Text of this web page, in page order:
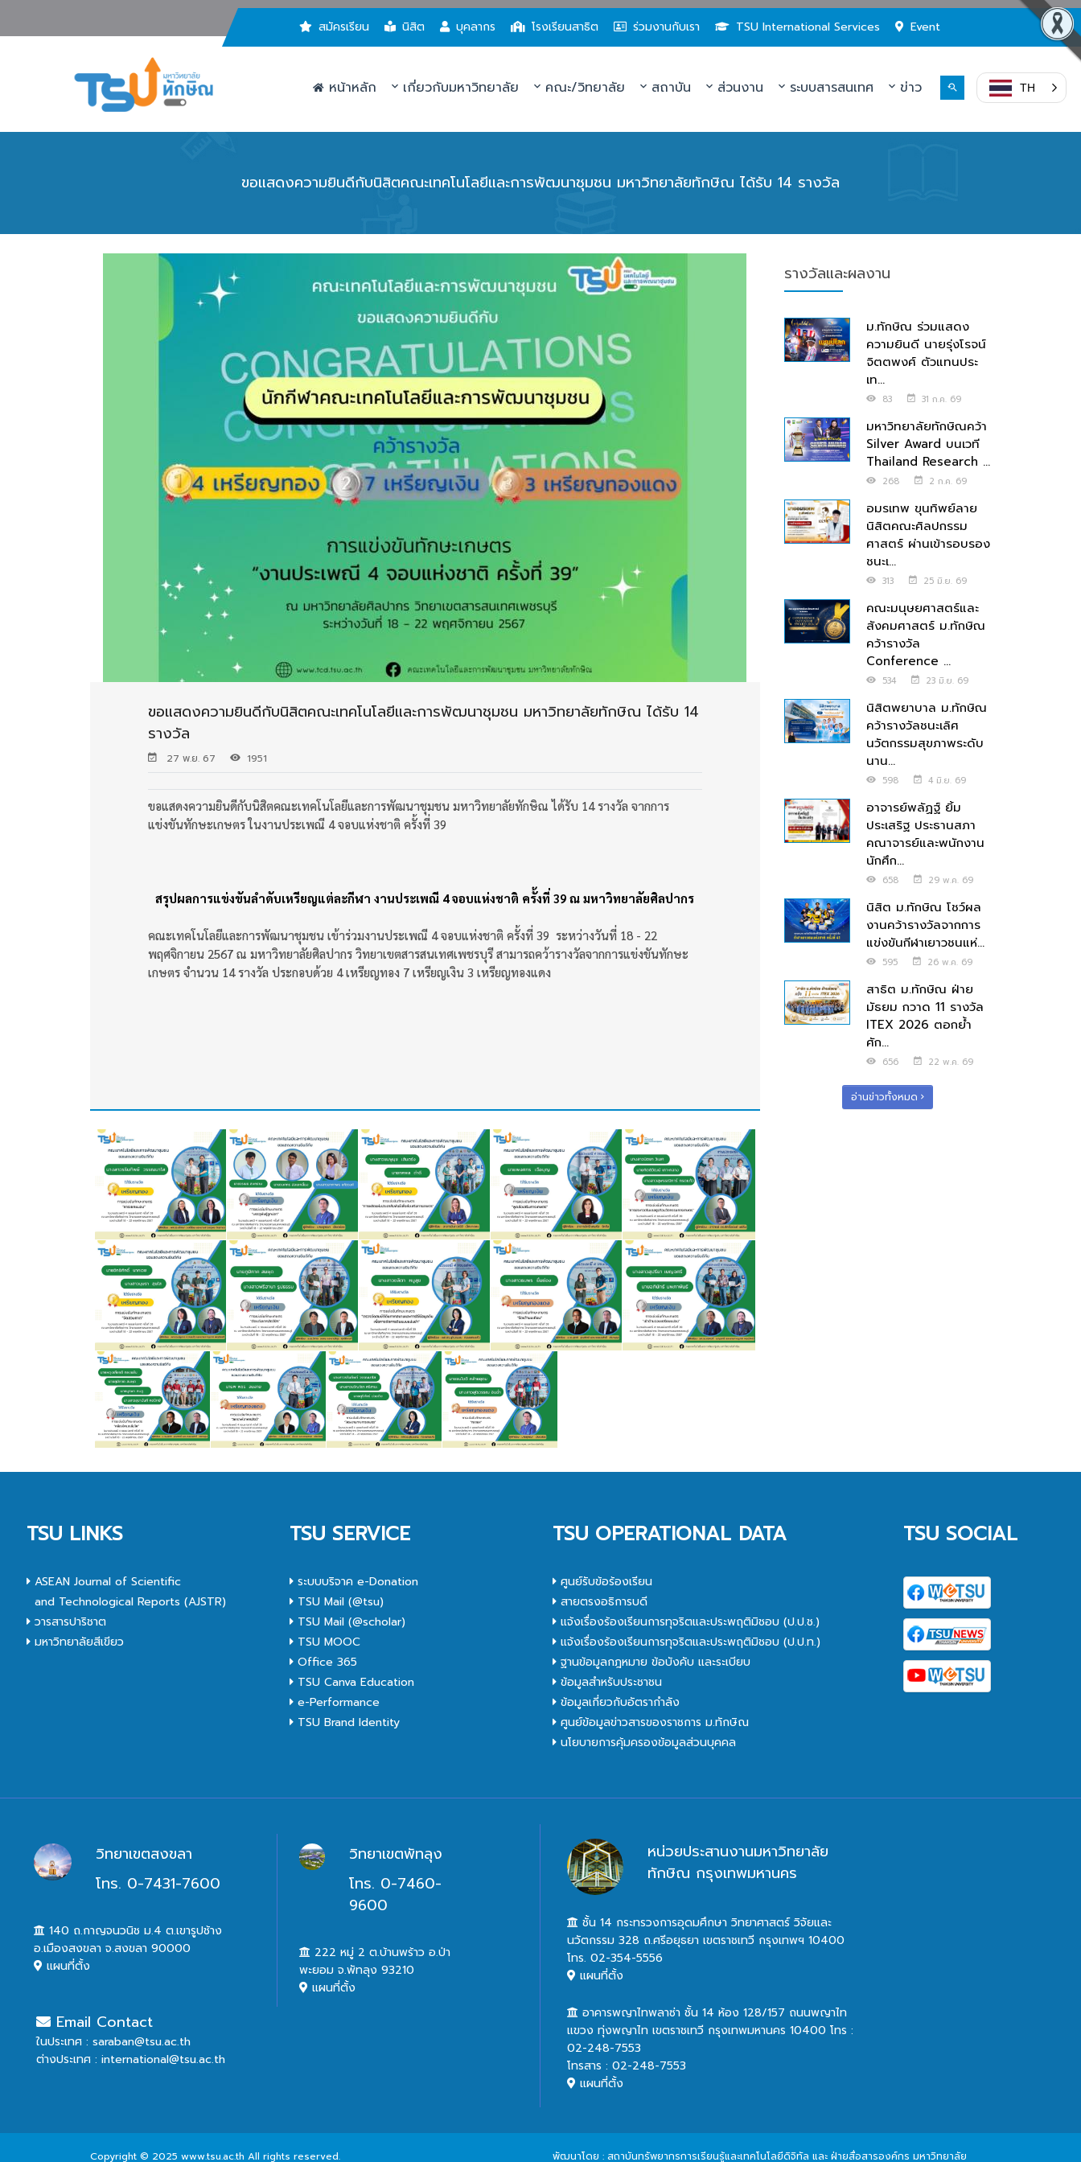
สมัครเรียน นิสิต บุคลากร โรงเรียนสาธิต ร่วมงานกับเรา TSU International Services Event
หน้าหลัก เกี่ยวกับมหาวิทยาลัย คณะ/วิทยาลัย สถาบัน ส่วนงาน ระบบสารสนเทศ ข่าว TH
ขอแสดงความยินดีกับนิสิตคณะเทคโนโลยีและการพัฒนาชุมชน มหาวิทยาลัยทักษิณ ได้รับ 14 รางวัล
ขอแสดงความยินดีกับนิสิตคณะเทคโนโลยีและการพัฒนาชุมชน มหาวิทยาลัยทักษิณ ได้รับ 14
รางวัล
27 พ.ย. 67 1951
ขอแสดงความยินดีกับนิสิตคณะเทคโนโลยีและการพัฒนาชุมชน มหาวิทยาลัยทักษิณ ได้รับ 14 รางวัล จากการ
แข่งขันทักษะเกษตร ในงานประเพณี 4 จอบแห่งชาติ ครั้งที่ 39
สรุปผลการแข่งขันลำดับเหรียญแต่ละกีฬา งานประเพณี 4 จอบแห่งชาติ ครั้งที่ 39 ณ มหาวิทยาลัยศิลปากร
คณะเทคโนโลยีและการพัฒนาชุมชน เข้าร่วมงานประเพณี 4 จอบแห่งชาติ ครั้งที่ 39 ระหว่างวันที่ 18 - 22
พฤศจิกายน 2567 ณ มหาวิทยาลัยศิลปากร วิทยาเขตสารสนเทศเพชรบุรี สามารถคว้ารางวัลจากการแข่งขันทักษะ
เกษตร จำนวน 14 รางวัล ประกอบด้วย 4 เหรียญทอง 7 เหรียญเงิน 3 เหรียญทองแดง
รางวัลและผลงาน
ม.ทักษิณ ร่วมแสดง
ความยินดี นายรุ่งโรจน์
จิตตพงศ์ ตัวแทนประ
เท...
83 31 ก.ค. 69
มหาวิทยาลัยทักษิณคว้า
Silver Award บนเวที
Thailand Research ...
268 2 ก.ค. 69
อมรเทพ ขุนทิพย์ลาย
นิสิตคณะศิลปกรรม
ศาสตร์ ผ่านเข้ารอบรอง
ชนะเ...
313 25 มิ.ย. 69
คณะมนุษยศาสตร์และ
สังคมศาสตร์ ม.ทักษิณ
คว้ารางวัล
Conference ...
534 23 มิ.ย. 69
นิสิตพยาบาล ม.ทักษิณ
คว้ารางวัลชนะเลิศ
นวัตกรรมสุขภาพระดับ
นาน...
598 4 มิ.ย. 69
อาจารย์พลัฏฐ์ ยิ้ม
ประเสริฐ ประธานสภา
คณาจารย์และพนักงาน
นักศึก...
658 29 พ.ค. 69
นิสิต ม.ทักษิณ โชว์ผล
งานคว้ารางวัลจากการ
แข่งขันกีฬาเยาวชนแห่...
595 26 พ.ค. 69
สาธิต ม.ทักษิณ ฝ่าย
มัธยม กวาด 11 รางวัล
ITEX 2026 ตอกย้ำ
ศัก...
656 22 พ.ค. 69
อ่านข่าวทั้งหมด
TSU LINKS
ASEAN Journal of Scientific
and Technological Reports (AJSTR)
วารสารปาริชาต
มหาวิทยาลัยสีเขียว
TSU SERVICE
ระบบบริจาค e-Donation
TSU Mail (@tsu)
TSU Mail (@scholar)
TSU MOOC
Office 365
TSU Canva Education
e-Performance
TSU Brand Identity
TSU OPERATIONAL DATA
ศูนย์รับข้อร้องเรียน
สายตรงอธิการบดี
แจ้งเรื่องร้องเรียนการทุจริตและประพฤติมิชอบ (ป.ป.ช.)
แจ้งเรื่องร้องเรียนการทุจริตและประพฤติมิชอบ (ป.ป.ท.)
ฐานข้อมูลกฎหมาย ข้อบังคับ และระเบียบ
ข้อมูลสำหรับประชาชน
ข้อมูลเกี่ยวกับอัตรากำลัง
ศูนย์ข้อมูลข่าวสารของราชการ ม.ทักษิณ
นโยบายการคุ้มครองข้อมูลส่วนบุคคล
TSU SOCIAL
วิทยาเขตสงขลา
โทร. 0-7431-7600
140 ถ.กาญจนวนิช ม.4 ต.เขารูปช้าง
อ.เมืองสงขลา จ.สงขลา 90000
แผนที่ตั้ง
วิทยาเขตพัทลุง
โทร. 0-7460-
9600
222 หมู่ 2 ต.บ้านพร้าว อ.ป่า
พะยอม จ.พัทลุง 93210
แผนที่ตั้ง
Email Contact
ในประเทศ : saraban@tsu.ac.th
ต่างประเทศ : international@tsu.ac.th
หน่วยประสานงานมหาวิทยาลัย
ทักษิณ กรุงเทพมหานคร
ชั้น 14 กระทรวงการอุดมศึกษา วิทยาศาสตร์ วิจัยและ
นวัตกรรม 328 ถ.ศรีอยุธยา เขตราชเทวี กรุงเทพฯ 10400
โทร. 02-354-5556
แผนที่ตั้ง
อาคารพญาไทพลาซ่า ชั้น 14 ห้อง 128/157 ถนนพญาไท
แขวง ทุ่งพญาไท เขตราชเทวี กรุงเทพมหานคร 10400 โทร :
02-248-7553
โทรสาร : 02-248-7553
แผนที่ตั้ง
Copyright © 2025 www.tsu.ac.th All rights reserved. พัฒนาโดย : สถาบันทรัพยากรการเรียนรู้และเทคโนโลยีดิจิทัล และ ฝ่ายสื่อสารองค์กร มหาวิทยาลัย